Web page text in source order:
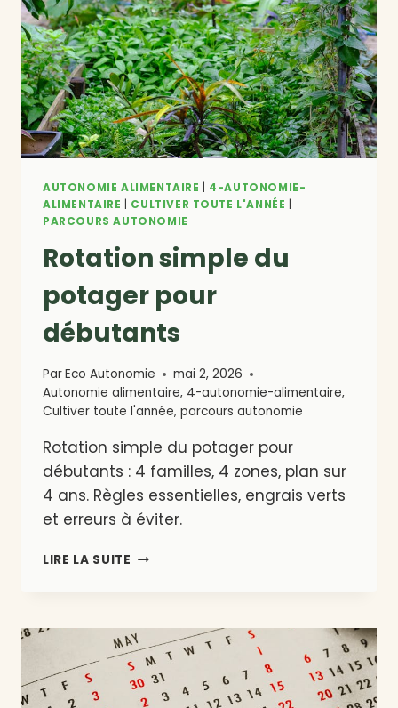
AUTONOMIE ALIMENTAIRE | 4-AUTONOMIE-
ALIMENTAIRE | CULTIVER TOUTE L'ANNÉE |
PARCOURS AUTONOMIE
Rotation simple du
potager pour
débutants
ParEco Autonomie
mai 2, 2026
Autonomie alimentaire, 4-autonomie-alimentaire,
Cultiver toute l'année, parcours autonomie
Rotation simple du potager pour
débutants : 4 familles, 4 zones, plan sur
4 ans. Règles essentielles, engrais verts
et erreurs à éviter.
LIRE LA SUITE ROTATION
POUR
DÉBUTANTS